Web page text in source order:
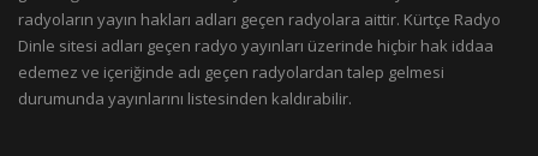
radyoların yayın hakları adları geçen radyolara aittir. Kürtçe Radyo
Dinle sitesi adları geçen radyo yayınları üzerinde hiçbir hak iddaa
edemez ve içeriğinde adı geçen radyolardan talep gelmesi
durumunda yayınlarını listesinden kaldırabilir.